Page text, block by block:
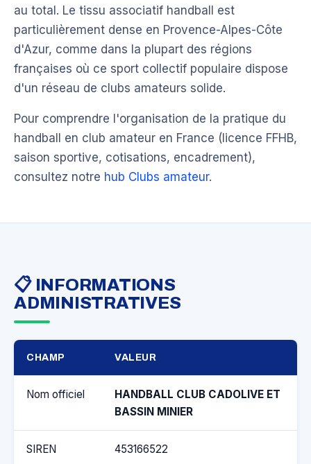
au total. Le tissu associatif handball est
particulièrement dense en Provence-Alpes-Côte
d'Azur, comme dans la plupart des régions
françaises où ce sport collectif populaire dispose
d'un réseau de clubs amateurs solide.
Pour comprendre l'organisation de la pratique du
handball en club amateur en France (licence FFHB,
saison sportive, cotisations, encadrement),
consultez notre hub Clubs amateur.
📋 INFORMATIONS
ADMINISTRATIVES
CHAMP VALEUR
Nom officiel
HANDBALL CLUB CADOLIVE ET
BASSIN MINIER
SIREN 453166522